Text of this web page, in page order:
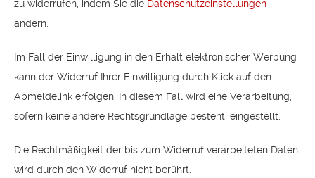
zu widerrufen, indem Sie die Datenschutzeinstellungen
ändern.
Im Fall der Einwilligung in den Erhalt elektronischer Werbung
kann der Widerruf Ihrer Einwilligung durch Klick auf den
Abmeldelink erfolgen. In diesem Fall wird eine Verarbeitung,
sofern keine andere Rechtsgrundlage besteht, eingestellt.
Die Rechtmäßigkeit der bis zum Widerruf verarbeiteten Daten
wird durch den Widerruf nicht berührt.